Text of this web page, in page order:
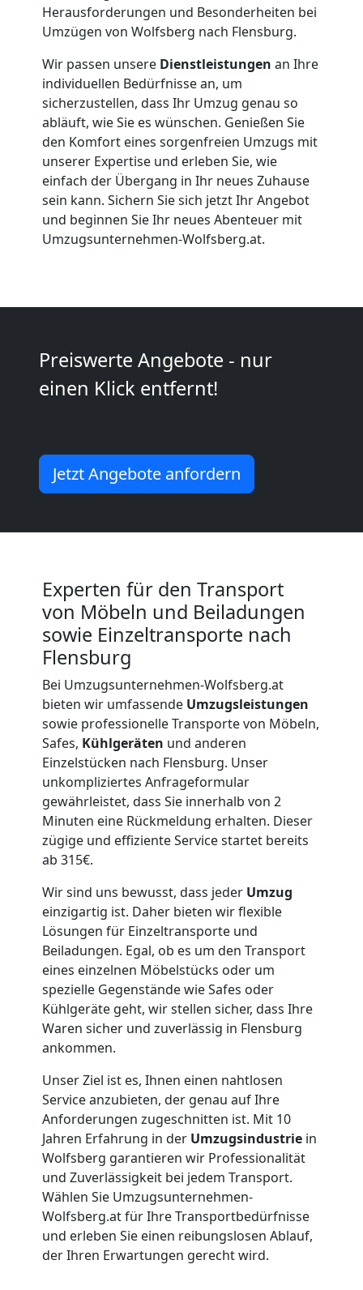
Herausforderungen und Besonderheiten bei
Umzügen von Wolfsberg nach Flensburg.
Wir passen unsere Dienstleistungen an Ihre
individuellen Bedürfnisse an, um
sicherzustellen, dass Ihr Umzug genau so
abläuft, wie Sie es wünschen. Genießen Sie
den Komfort eines sorgenfreien Umzugs mit
unserer Expertise und erleben Sie, wie
einfach der Übergang in Ihr neues Zuhause
sein kann. Sichern Sie sich jetzt Ihr Angebot
und beginnen Sie Ihr neues Abenteuer mit
Umzugsunternehmen-Wolfsberg.at.
Preiswerte Angebote - nur
einen Klick entfernt!
Jetzt Angebote anfordern
Experten für den Transport
von Möbeln und Beiladungen
sowie Einzeltransporte nach
Flensburg
Bei Umzugsunternehmen-Wolfsberg.at
bieten wir umfassende Umzugsleistungen
sowie professionelle Transporte von Möbeln,
Safes, Kühlgeräten und anderen
Einzelstücken nach Flensburg. Unser
unkompliziertes Anfrageformular
gewährleistet, dass Sie innerhalb von 2
Minuten eine Rückmeldung erhalten. Dieser
zügige und effiziente Service startet bereits
ab 315€.
Wir sind uns bewusst, dass jeder Umzug
einzigartig ist. Daher bieten wir flexible
Lösungen für Einzeltransporte und
Beiladungen. Egal, ob es um den Transport
eines einzelnen Möbelstücks oder um
spezielle Gegenstände wie Safes oder
Kühlgeräte geht, wir stellen sicher, dass Ihre
Waren sicher und zuverlässig in Flensburg
ankommen.
Unser Ziel ist es, Ihnen einen nahtlosen
Service anzubieten, der genau auf Ihre
Anforderungen zugeschnitten ist. Mit 10
Jahren Erfahrung in der Umzugsindustrie in
Wolfsberg garantieren wir Professionalität
und Zuverlässigkeit bei jedem Transport.
Wählen Sie Umzugsunternehmen-
Wolfsberg.at für Ihre Transportbedürfnisse
und erleben Sie einen reibungslosen Ablauf,
der Ihren Erwartungen gerecht wird.
Wolfsberg
Büroumzug
Wolfsberg
Expressumzug
Wolfsberg
Tragehilfe
Wolfsberg
Kleiner
Umzug
Wolfsberg
Wolfsberg
Umzug
und
Lagerung
Wolfsberg
Full-
Service-
Umzug
Wolfsberg
Qualitäts-
Umzüge
Wolfsberg
Vereinsumzug
Wolfsberg
Anfrage